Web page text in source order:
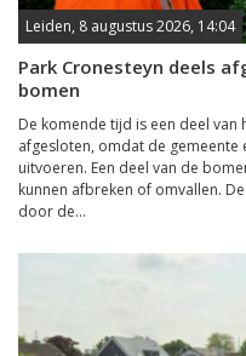
Leiden, 8 augustus 2026, 14:04
Park Cronesteyn deels
bomen
De komende tijd is een deel
afgesloten, omdat de gemeente
uitvoeren. Een deel van de
kunnen afbreken of omvallen.
door de...